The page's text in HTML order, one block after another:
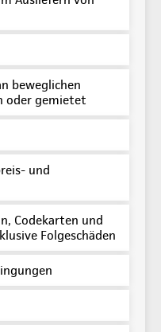
beweglichen
oder gemietet
und
Codekarten und
Folgeschäden